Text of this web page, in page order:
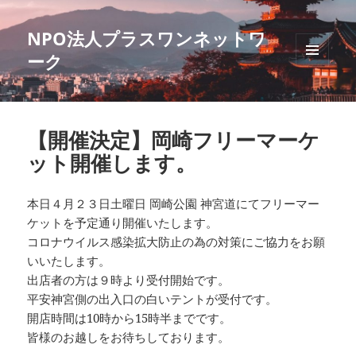
NPO法人プラスワンネットワ
ーク
メニュ
ーとウ
ィジェ
【開催決定】岡崎フリーマーケ
ット開催します。
本日４月２３日土曜日 岡崎公園 神宮道にてフリーマー
ケットを予定通り開催いたします。
コロナウイルス感染拡大防止の為の対策にご協力をお願
いいたします。
出店者の方は９時より受付開始です。
平安神宮側の出入口の白いテントが受付です。
開店時間は10時から15時半までです。
皆様のお越しをお待ちしております。